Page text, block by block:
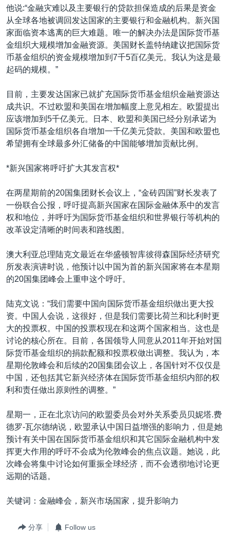
他说:“金融灾难以及主要银行的贷款担保造成的后果是资金
从全球各地被调回发达国家的主要银行和金融机构。新兴国
家面临资本逃离的巨大难题。唯一的解决办法是国际货币基
金组织大规模增加金融资源。美国财长盖特纳建议把国际货
币基金组织的资金规模增加到7千5百亿美元。我认为这是最
起码的规模。”
目前，主要发达国家已就扩充国际货币基金组织金融资源达
成共识。不过欧盟和美国在增加幅度上意见相左。欧盟提出
应该增加到5千亿美元。日本、欧盟和美国已经分别承诺为
国际货币基金组织各自增加一千亿美元贷款。美国和欧盟也
希望拥有全球最多外汇储备的中国能够增加贡献比例。
*新兴国家将呼吁扩大其发言权*
在两星期前的20国集团财长会议上，“金砖四国”财长发表了
一份联合公报，呼吁提高新兴国家在国际金融体系中的发言
权和地位，并呼吁为国际货币基金组织和世界银行等机构的
改革设定清晰的时间表和路线图。
澳大利亚总理陆克文最近在华盛顿智库彼得森国际经济研究
所发表演讲时说，他预计以中国为首的新兴国家将在本星期
的20国集团峰会上重申这个呼吁。
陆克文说：“我们需要中国向国际货币基金组织做出更大投
资。中国人会说，这很好，但是我们需要比荷兰和比利时更
大的投票权。中国的投票权现在和这两个国家相当。这也是
讨论的核心所在。目前，各国领导人同意从2011年开始对国
际货币基金组织的捐款配额和投票权做出调整。我认为，本
星期伦敦峰会和后续的20国集团会议上，各国针对不仅仅是
中国，还包括其它新兴经济体在国际货币基金组织内部的权
利和责任做出原则性的调整。”
星期一，正在北京访问的欧盟委员会对外关系委员贝妮塔.费
德罗-瓦尔德纳说，欧盟承认中国日益增强的影响力，但是她
预计有关中国在国际货币基金组织和其它国际金融机构中发
挥更大作用的呼吁不会成为伦敦峰会的焦点议题。她说，此
次峰会将集中讨论如何重振全球经济，而不会透彻地讨论更
远期的话题。
关键词：金融峰会，新兴市场国家，提升影响力
分享 Follow us